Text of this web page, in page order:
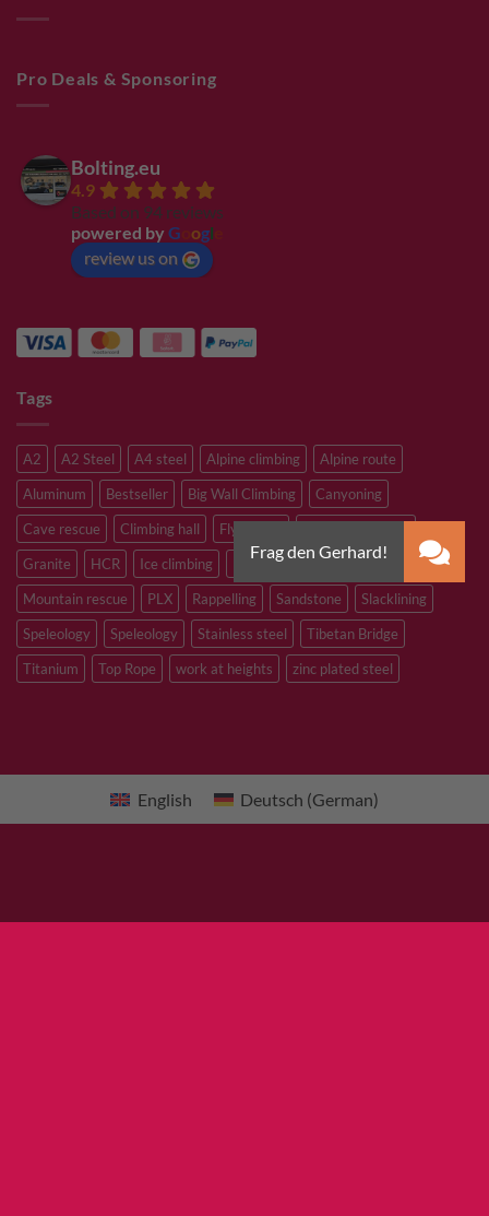
Pro Deals & Sponsoring
Bolting.eu
4.9
Based on 94 reviews
powered by G ogl
review us on
Tags
A2 A2 Steel A4 steel Alpine climbing
Alpine route
Aluminum
Bestseller Big Wall Climbing
Canyoning
Cave rescue
Climbing hall Flying Fox
Granite
HCR Ice climbing Inox M8 M10
M12
Mountain rescue
PLX Rappelling Sandstone
Slacklining
Speleology
Speleology Stainless steel
Tibetan Bridge
Titanium
Top Rope work at heights zinc plated steel
English Deutsch (German)